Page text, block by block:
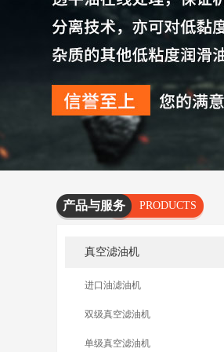
产品与服务
PRODUCTS
真空滤油机
进口油滤油机
双级真空滤油机
单级真空滤油机